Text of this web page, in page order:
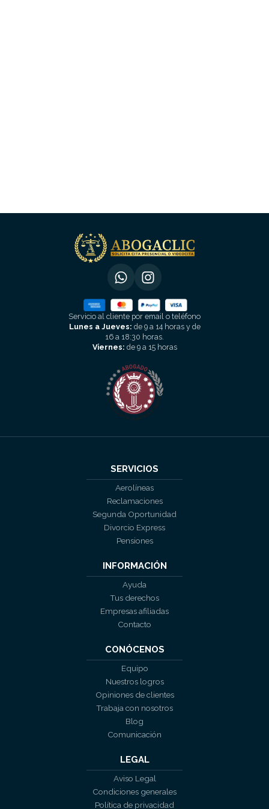
Servicio al cliente por email o teléfono
Lunes a Jueves: de 9 a 14 horas y de
16 a 18:30 horas.
Viernes: de 9 a 15 horas
SERVICIOS
Aerolíneas
Reclamaciones
Segunda Oportunidad
Divorcio Express
Pensiones
INFORMACIÓN
Ayuda
Tus derechos
Empresas afiliadas
Contacto
CONÓCENOS
Equipo
Nuestros logros
Opiniones de clientes
Trabaja con nosotros
Blog
Comunicación
LEGAL
Aviso Legal
Condiciones generales
Política de privacidad